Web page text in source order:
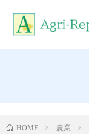
HOME 農業